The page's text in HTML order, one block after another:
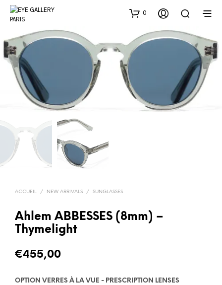
0
ACCUEIL / NEW ARRIVALS / SUNGLASSES
Ahlem ABBESSES (8mm) –
Thymelight
€455,00
OPTION VERRES À LA VUE - PRESCRIPTION LENSES